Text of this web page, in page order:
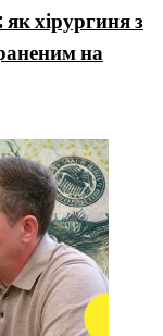
як хірургиня з
на